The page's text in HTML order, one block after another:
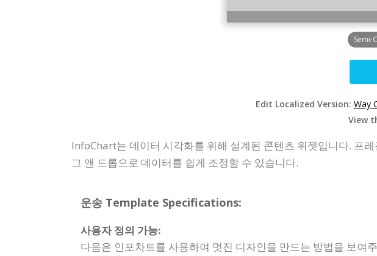
Semi-
Edit Localized Version: Way
View
InfoChart는 데이터 시각화를 위해 설계된 콘텐츠 위젯입니다. 프
그 앤 드롭으로 데이터를 쉽게 조정할 수 있습니다.
운송 Template Specifications:
사용자 정의 가능:
다음은 인포차트를 사용하여 멋진 디자인을 만드는 방법을 보여